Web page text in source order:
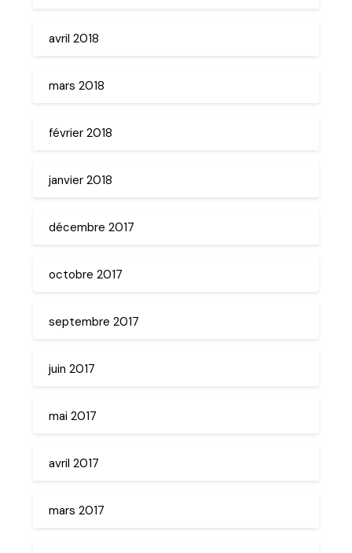
avril 2018
mars 2018
février 2018
janvier 2018
décembre 2017
octobre 2017
septembre 2017
juin 2017
mai 2017
avril 2017
mars 2017